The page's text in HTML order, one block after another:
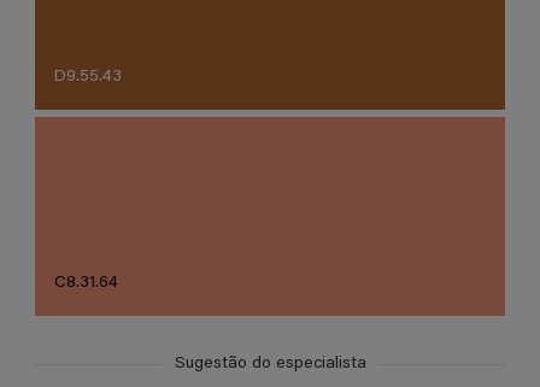
D9.55.43
C8.31.64
Sugestão do especialista